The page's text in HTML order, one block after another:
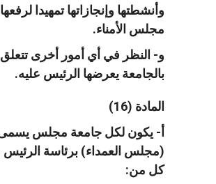
وأنشطتها وإنجازاتها تمهيدا
مجلس الأمناء.
و- النظر في أي أمور أخرى تتعلق
بالجامعة يعرضها الرئيس عليه.
المادة (16)
أ- يكون لكل جامعة مجلس
(مجلس العمداء) برئاسة
كل من: